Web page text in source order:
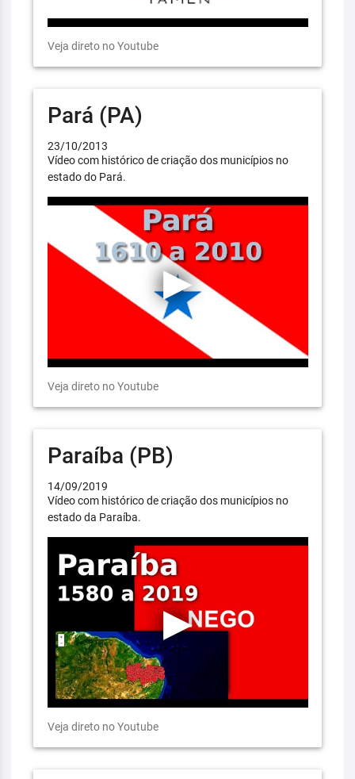
Veja direto no Youtube
Pará (PA)
23/10/2013
Vídeo com histórico de criação dos municípios no
estado do Pará.
Veja direto no Youtube
Paraíba (PB)
14/09/2019
Vídeo com histórico de criação dos municípios no
estado da Paraíba.
Veja direto no Youtube